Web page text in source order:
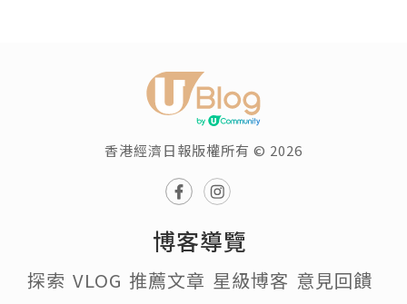
香港經濟日報版權所有 © 2026
博客導覽
探索 VLOG 推薦文章 星級博客 意見回饋